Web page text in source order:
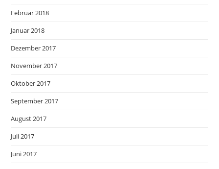
Februar 2018
Januar 2018
Dezember 2017
November 2017
Oktober 2017
September 2017
August 2017
Juli 2017
Juni 2017